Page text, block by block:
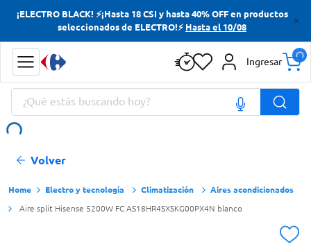
¡ELECTRO BLACK! ⚡¡Hasta 18 CSI y hasta 40% OFF en productos
seleccionados de ELECTRO!⚡ Hasta el 10/08
Ingresar
¿Qué estás buscando hoy?
Volver
Electro y tecnología Climatización Aires acondicionados
Aire split Hisense 5200W FC AS18HR4SXSKG00PX4N blanco
Términos más buscados
Yerba
Cerveza
Doves
Términos más buscados
Yerba
Cerveza
Doves
Papas Fritas